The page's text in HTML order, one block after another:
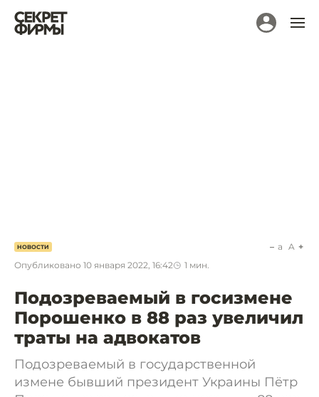
НОВОСТИ
Опубликовано 10 января 2022, 16:42 1 мин.
a A
Подозреваемый в госизмене
Порошенко в 88 раз увеличил
траты на адвокатов
Подозреваемый в государственной
измене бывший президент Украины Пётр